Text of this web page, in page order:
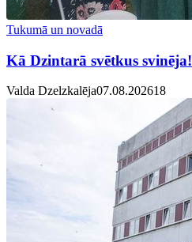
Tukumā un novadā
Kā Dzintarā svētkus svinēja!
Valda Dzelzkalēja07.08.202618